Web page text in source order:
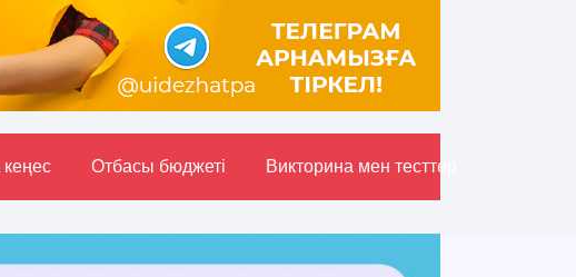
Отбасы бюджетi Викторина мен тесттер